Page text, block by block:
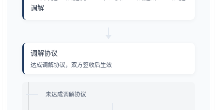
调解
调解协议
达成调解协议，双方签收后生效
未达成调解协议